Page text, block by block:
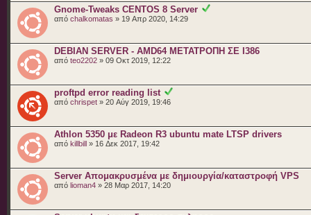
Gnome-Tweaks CENTOS 8 Server
από chalkomatas » 19 Απρ 2020, 14:29
DEBIAN SERVER - AMD64 ΜΕΤΑΤΡΟΠΗ ΣΕ I386
από teo2202 » 09 Οκτ 2019, 12:22
proftpd error reading list
από chrispet » 20 Αύγ 2019, 19:46
Athlon 5350 με Radeon R3 ubuntu mate LTSP drivers
από killbill » 16 Δεκ 2017, 19:42
Server Απομακρυσμένα με δημιουργία/καταστροφή VPS
από lioman4 » 28 Μαρ 2017, 14:20